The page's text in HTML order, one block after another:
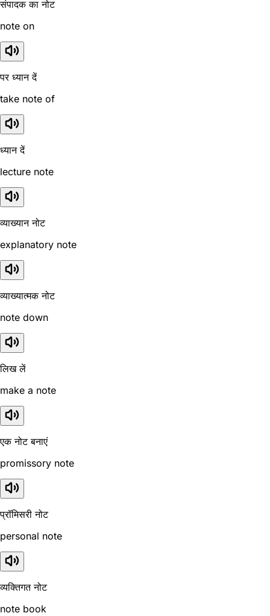
संपादक का नोट
note on
पर ध्यान दें
take note of
ध्यान दें
lecture note
व्याख्यान नोट
explanatory note
व्याख्यात्मक नोट
note down
लिख लें
make a note
एक नोट बनाएं
promissory note
प्रॉमिसरी नोट
personal note
व्यक्तिगत नोट
note book